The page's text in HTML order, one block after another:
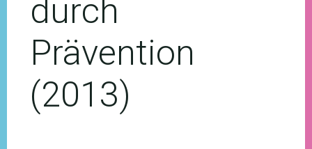
durch
Prävention
(2013)